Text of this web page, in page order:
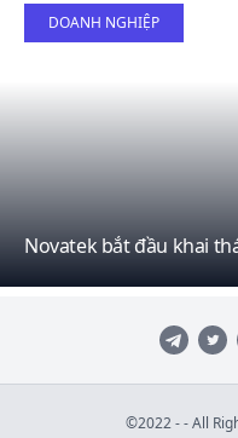
DOANH NGHIỆP
Novatek bắt đầu khai
©2022 - - All